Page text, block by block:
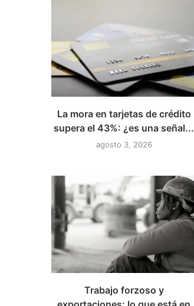
La mora en tarjetas de crédito
supera el 43%: ¿es una señal...
agosto 3, 2026
Trabajo forzoso y